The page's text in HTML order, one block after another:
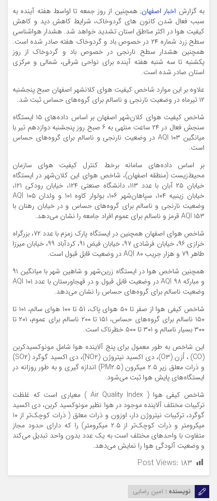
به گزارش اخبار اصفهان; همچنین از روز جمعه تا اواسط هفته آینده به
سبب فعال شدن کانون های گردوخاک، شرایط کاهش دید و کاهش
کیفیت هوا در اکثر مناطق استان تشدید خواهد شد. هشدار هواشناسی
سطح زرد شماره ۲۴ در خصوص باد و گردوخاک هفته صادر شده است.
همچنین هشدار سطح نارنجی در خصوص باد و گردوخاک از روز
یکشنبه تا سه شنبه هفته آینده برای نواحی شرقی، شمالی و مرکزی
استان صادر شده است.
علاوه بر این موارد شاخص کیفیت هوای کلانشهر اصفهان صبح پنجشنبه
۱۲ تیرماه در وضعیت نارنجی و ناسالم برای گروه‌های حساس ثبت شد.
شاخص کیفیت هوای کلان‌شهر اصفهان بر اساس داده‌های ۱۵ ایستگاه
سنجش فعال در ۲۴ ساعت منتهی به ۶ صبح روز پنجشنبه دوازدهم تیر با
میانگین ۱۰۳ AQI در وضعیت نارنجی و ناسالم برای گروه‌های حساس
است.
بر اساس داده‌های سامانه برخط کنترل کیفیت هوای سازمان
محیط‌زیست (منطقه اصفهان)، شاخص هوای این کلان‌شهر در ایستگاه
خیابان ۲۵ آبان با عدد ۱۱۳، دانشگاه صنعتی ۱۲۴، خیابان رودکی ۱۲۱،
خیابان زینبیه ۱۰۴، سپاهان‌شهر ۱۰۶، بولوار کاوه ۱۰۱ و ولدان ۱۰۵ AQI
وضعیت نارنجی و ناسالم برای گروه‌های حساس و در خیابان رهنان با
۱۵۳ AQI قرمز و ناسالم برای عموم افراد جامعه را نشان می‌دهد.
شاخص هوای اصفهان همچنین در ایستگاه پارک زمزم با عدد ۷۲، بزرگراه
خرازی ۹۶، خیابان فرشادی ۹۷، خیابان فیض ۹۱، کردآباد ۹۹، خیابان میرزا
طاهر ۷۹ و هزار جریب ۸۰ AQI در وضعیت قابل قبول است.
همچنین شاخص هوا در ایستگاه زرین‌شهر و شاهین شهر با میانگین ۹۱
و مبارکه ۹۸ AQI در وضعیت قابل قبول و در قهجاورستان با عدد ۱۰۱ AQI
وضعیت ناسالم برای گروه‌های حساس را نشان می‌دهد.
شاخص کیفی هوا از صفر تا ۵۰ هوای پاک، ۵۱ تا ۱۰۰ هوای سالم، ۱۰۱ تا
۱۵۰ ناسالم برای گروه‌های حساس، ۱۵۱ تا ۲۰۰ ناسالم برای عموم، ۲۰۱ تا
۳۰۰ بسیار ناسالم و ۳۰۱ تا ۵۰۰ خطرناک است.
این شاخص به طور معمول برای پنج آلاینده هوا شامل مونوکسیدکربن
(CO) ، اُزن (O۳)، دی اکسید نیتروژن (NO۲)، دی اکسید گوگرد (SO۲)
و ذرات معلق زیر ۲.۵ میکرون (PM۲.۵) اندازه گیری و به طور روزانه در
ایستگاه‌های پایش هوا ثبت می‌شود.
شاخص کیفی هوا ( Air Quality Index ) معیاری است که غلظت
ترکیبات مختلف آلاینده موجود در هوا نظیر مونوکسید کربن، دی اکسید
گوگرد، ترکیبات نیتروژن دار، اوزون و ذرات معلق ( ذرات کوچک‌تر از ۱۰
میکرومتر و ذرات کوچک‌تر از ۲.۵ میکرومتر) را که دارای حدود مجاز
متفاوت با واحدهای مختلف است به یک عدد بدون واحد تبدیل می‌کند
و وضعیت آلودگی هوا را نمایش می‌دهد.
Post Views: ۱۸۳
نویسنده : امین رضایی